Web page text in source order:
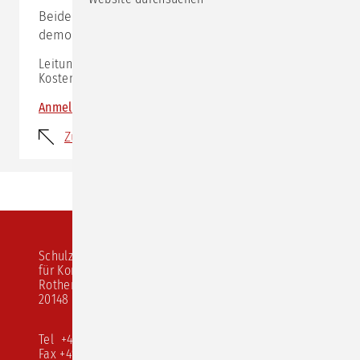
Beide Techniken werden im Seminar erläutert,
demonstriert und ausgiebig geübt.
Leitung:
Kosten: 335,- Euro zzgl. MwSt.
Anmeldung
Zurück
Schulz von Thun Institut
für Kommunikation
Rothenbaumchaussee 20
20148 Hamburg
Tel +49 40 413 526 10
Fax +49 40 413 526 68